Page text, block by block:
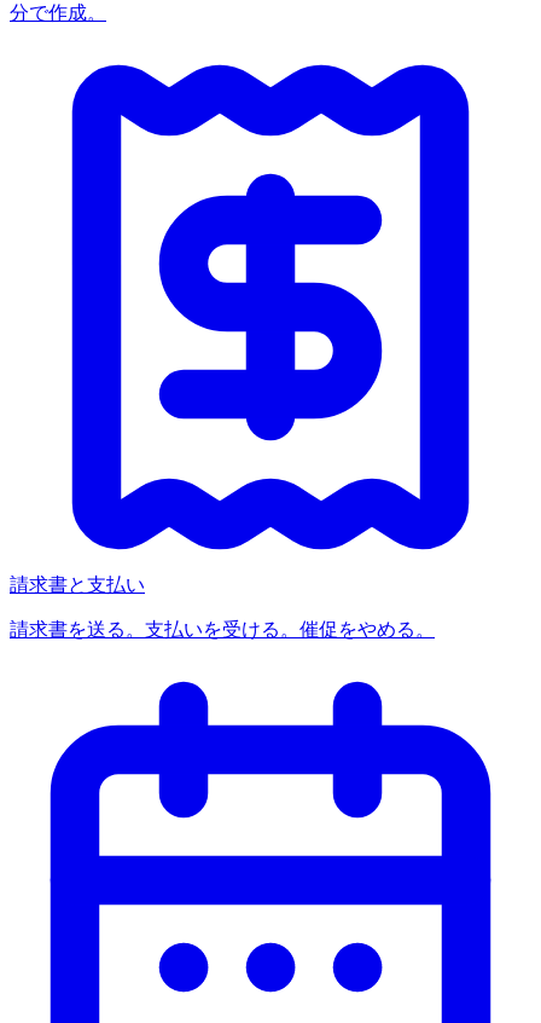
分で作成。
請求書と支払い
請求書を送る。支払いを受ける。催促をやめる。